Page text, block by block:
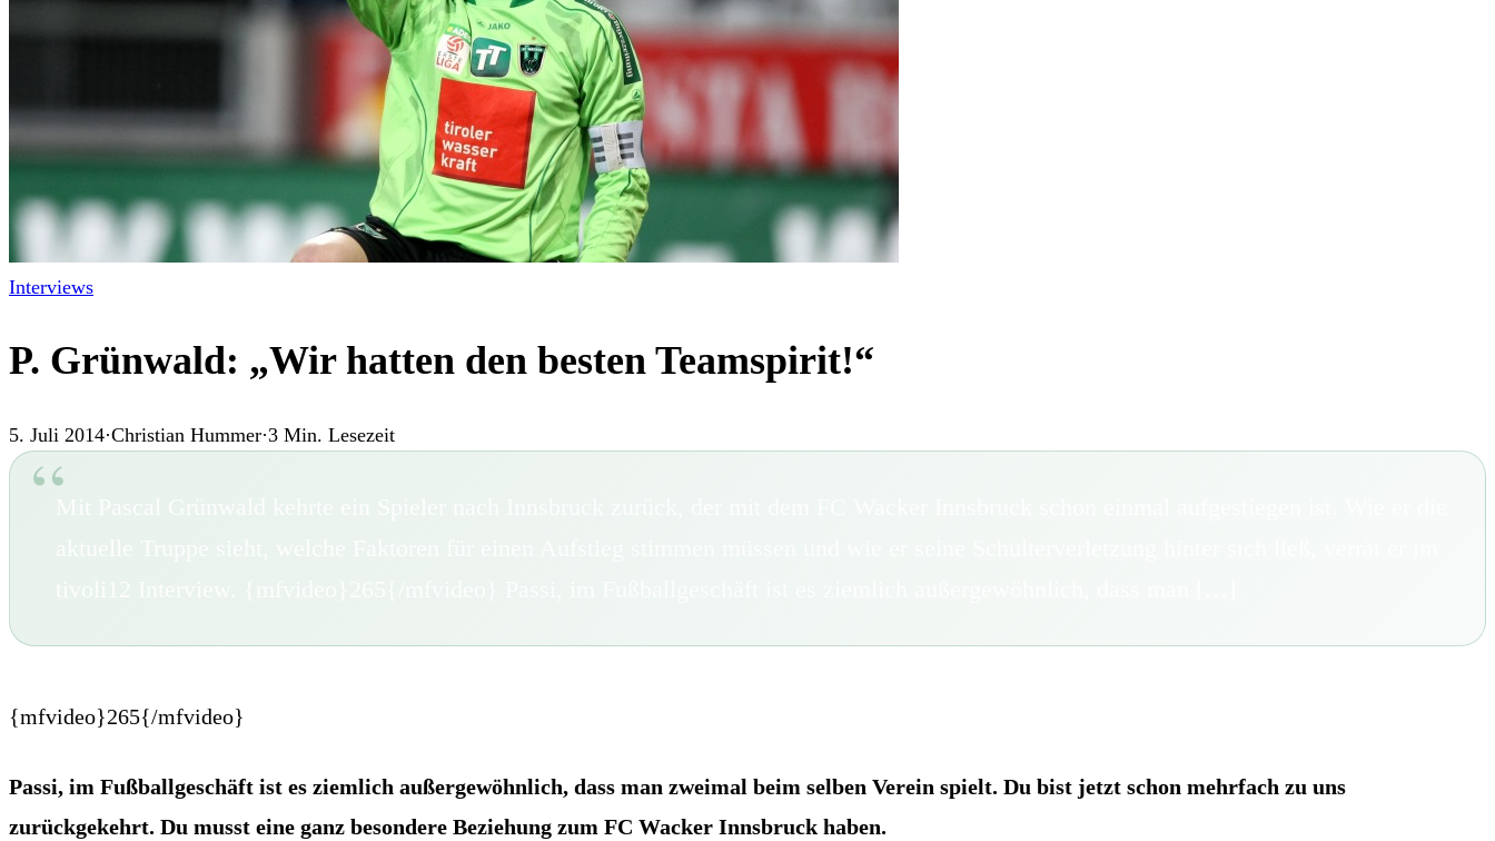
Interviews
P. Grünwald: „Wir hatten den besten Teamspirit!“
5. Juli 2014·Christian Hummer·3 Min. Lesezeit
{mfvideo}265{/mfvideo}
Passi, im Fußballgeschäft ist es ziemlich außergewöhnlich, dass man zweimal beim selben Verein spielt. Du bist jetzt schon mehrfach zu uns
zurückgekehrt. Du musst eine ganz besondere Beziehung zum FC Wacker Innsbruck haben.